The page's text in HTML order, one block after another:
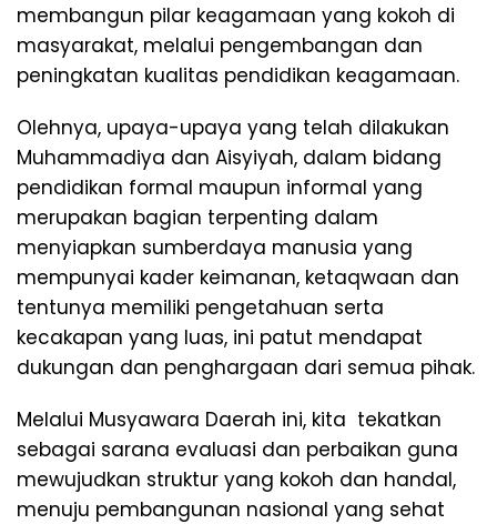
membangun pilar keagamaan yang kokoh di
masyarakat, melalui pengembangan dan
peningkatan kualitas pendidikan keagamaan.
Olehnya, upaya-upaya yang telah dilakukan
Muhammadiya dan Aisyiyah, dalam bidang
pendidikan formal maupun informal yang
merupakan bagian terpenting dalam
menyiapkan sumberdaya manusia yang
mempunyai kader keimanan, ketaqwaan dan
tentunya memiliki pengetahuan serta
kecakapan yang luas, ini patut mendapat
dukungan dan penghargaan dari semua pihak.
Melalui Musyawara Daerah ini, kita tekatkan
sebagai sarana evaluasi dan perbaikan guna
mewujudkan struktur yang kokoh dan handal,
menuju pembangunan nasional yang sehat